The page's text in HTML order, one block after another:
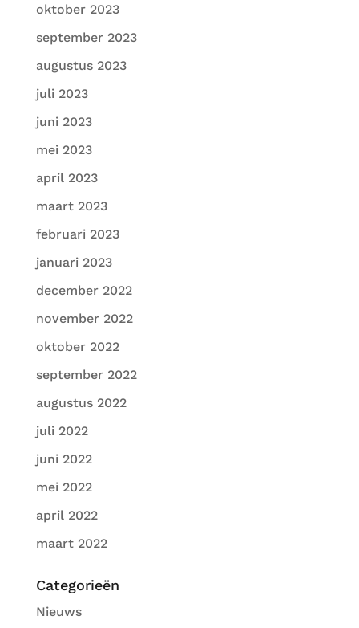
oktober 2023
september 2023
augustus 2023
juli 2023
juni 2023
mei 2023
april 2023
maart 2023
februari 2023
januari 2023
december 2022
november 2022
oktober 2022
september 2022
augustus 2022
juli 2022
juni 2022
mei 2022
april 2022
maart 2022
Categorieën
Nieuws